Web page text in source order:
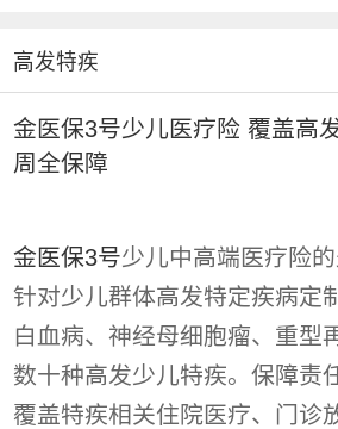
高发特疾
金医保3号少儿医疗险 覆盖高
周全保障
金医保3号少儿中高端医疗险的
针对少儿群体高发特定疾病定
白血病、神经母细胞瘤、重型
数十种高发少儿特疾。保障责
覆盖特疾相关住院医疗、门诊